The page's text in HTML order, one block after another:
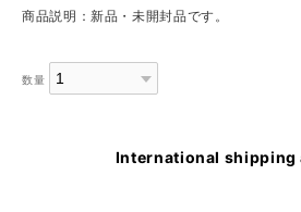
商品説明：新品・未開封品です。
数量
International shipping